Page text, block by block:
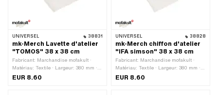
UNIVERSEL 38831
mk-Merch Lavette d'atelier
"TOMOS" 38 x 38 cm
Fabricant: Marchandise mofakult ·
Matériau: Textile · Largeur: 380 mm ·
Hauteur: 380 mm · Champ
EUR 8.60
UNIVERSEL 38828
mk-Merch chiffon d'atelier
"IFA simson" 38 x 38 cm
Fabricant: Marchandise mofakult ·
Matériau: Textile · Largeur: 380 mm ·
Hauteur: 380 mm · Champ
EUR 8.60